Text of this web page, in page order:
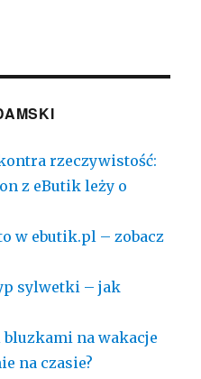
rzeczywistość:
z eButik leży o
w ebutik.pl – zobacz
sylwetki – jak
na wakacje
na czasie?